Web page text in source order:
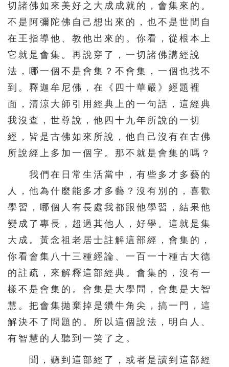
301 302 303 304 305
311 312 313 314 315
316 317 318 319 320
321 322 323 324 325
326 327 328 329 330
336 338 339 340
346 347 348 349 350
351 352 353 354 355
356 357 358 359 360
361 362 363 364 365
371 372 373 374 375
376 377 378 379 380
381 382 383 384 385
386 387 388
391 392 393 394 395
切諸佛如來美好之大成成就的，會集來的。
不是阿彌陀佛自己想出來的，也不是世間自
在王指導他、教他出來的。你看，從根本上
它就是會集。再說穿了，一切諸佛講經說
法，哪一個不是會集？不會集，一個也找不
到。釋迦牟尼佛，在《四十華嚴》經題裡
面，清涼大師引用經典上的一句話，這經典
我沒查，世尊說，他四十九年所說的一切
經，皆是古佛如來所說，他自己沒有在古佛
所說經上多加一個字。那不就是會集的嗎？
我們在日常生活當中，有些多才多藝的
人，他為什麼能多才多藝？沒有別的，喜歡
學習，哪個人有長處我都跟他學習，結果他
變成了專長，超過其他人，好學。這就是集
大成。黃念祖老居士註解這部經，會集的，
你看會集八十三種經論、一百一十種古大德
的註疏，來解釋這部經典。會集的，沒有一
樣不是會集的。會集是大學問，會集是大智
慧。把會集拋棄掉是鑽牛角尖，搞一門，這
解決不了問題的。所以這個說法，明白人、
有智慧的人聽到一笑了之。
聞，聽到這部經了，或者是讀到這部經